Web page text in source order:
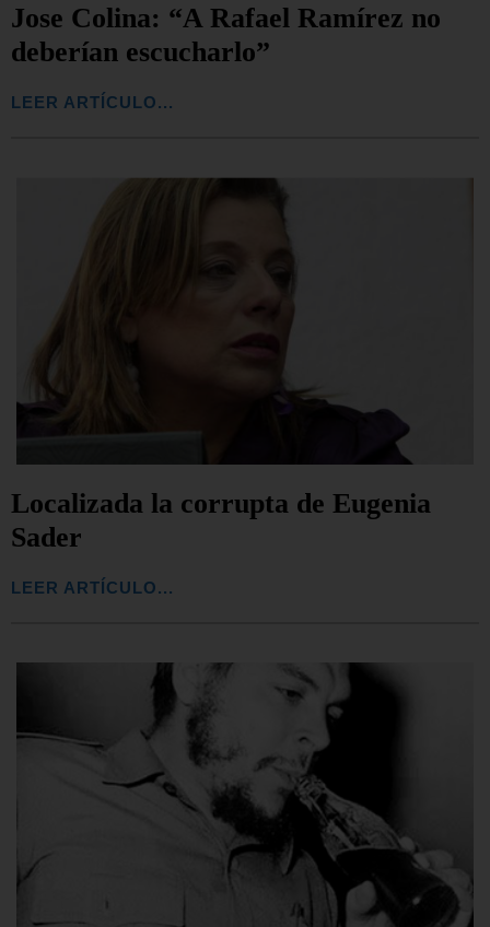
Jose Colina: “A Rafael Ramírez no
deberían escucharlo”
LEER ARTÍCULO...
Localizada la corrupta de Eugenia
Sader
LEER ARTÍCULO...